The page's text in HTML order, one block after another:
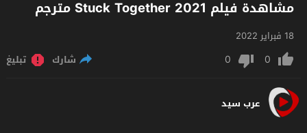
مشاهدة فيلم Stuck Together 2021 مترجم
18 فبراير 2022
0
0 شارك تبليغ
عرب سيد